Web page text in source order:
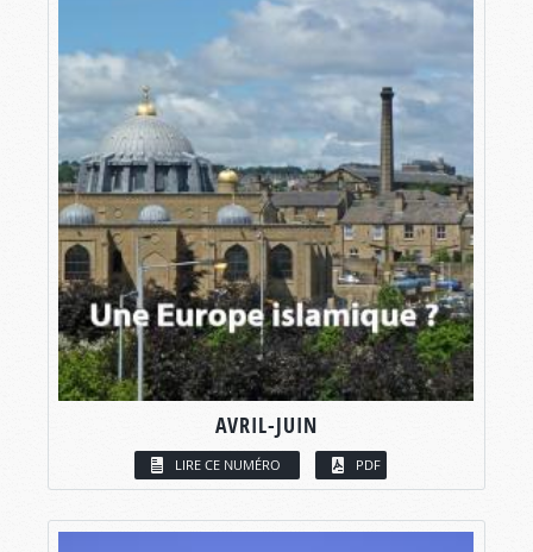
AVRIL-JUIN
LIRE CE NUMÉRO PDF